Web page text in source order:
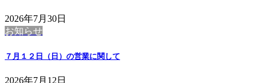
2026年7月30日
お知らせ
７月１２日（日）の営業に関して
2026年7月12日